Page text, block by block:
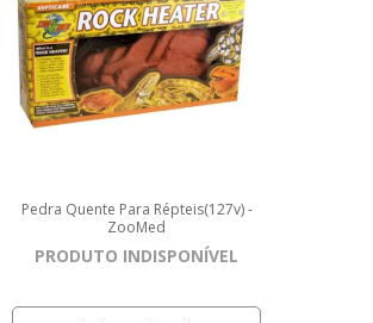
Pedra Quente Para Répteis(127v) -
ZooMed
PRODUTO INDISPONÍVEL